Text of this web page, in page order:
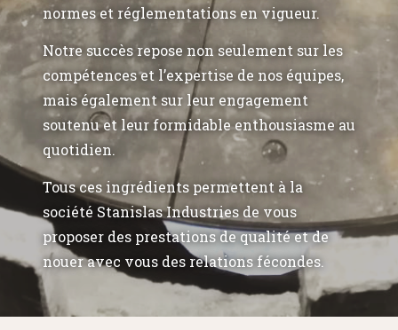
normes et réglementations en vigueur.
Notre succès repose non seulement sur les
compétences et l’expertise de nos équipes,
mais également sur leur engagement
soutenu et leur formidable enthousiasme au
quotidien.
Tous ces ingrédients permettent à la
société Stanislas Industries de vous
proposer des prestations de qualité et de
nouer avec vous des relations fécondes.